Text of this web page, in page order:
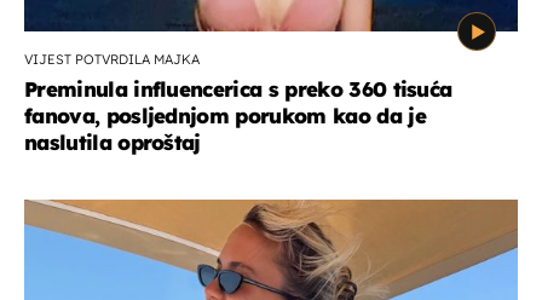
VIJEST POTVRDILA MAJKA
Preminula influencerica s preko 360 tisuća
fanova, posljednjom porukom kao da je
naslutila oproštaj